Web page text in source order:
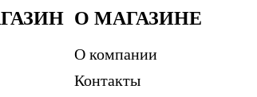
О МАГАЗИНЕ
О компании
Контакты